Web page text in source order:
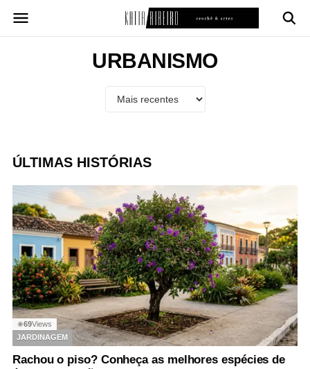
para
URBANISMO
ÚLTIMAS HISTÓRIAS
◉69Views
JARDINAGEM
Rachou o piso? Conheça as melhores espécies de